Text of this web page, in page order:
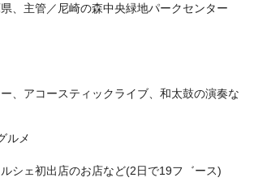
、主管／尼崎の森中央緑地パークセンター
、アコースティックライブ、和太鼓の演奏な
ルメ
シェ初出店のお店など(2日で19フ゛ース)